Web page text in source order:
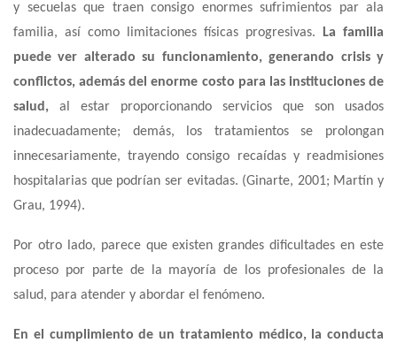
y secuelas que traen consigo enormes sufrimientos par ala
familia, así como limitaciones físicas progresivas.
La familia
puede ver alterado su funcionamiento, generando crisis y
conflictos, además del enorme costo para las instituciones de
salud, al estar proporcionando servicios que son usados
inadecuadamente; demás, los tratamientos se prolongan
innecesariamente, trayendo consigo recaídas y readmisiones
hospitalarias que podrían ser evitadas. (Ginarte, 2001; Martín y
Grau, 1994).
Por otro lado, parece que existen grandes dificultades en este
proceso por parte de la mayoría de los profesionales de la
salud, para atender y abordar el fenómeno.
En el cumplimiento de un tratamiento médico, la conducta